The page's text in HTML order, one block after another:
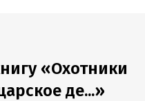
«Охотники
де...»